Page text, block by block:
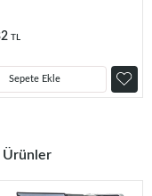
TL
Sepete Ekle
Ürünler